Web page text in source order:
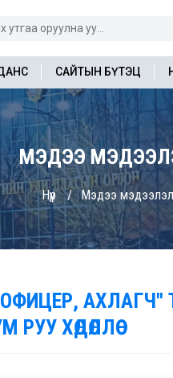
САЙТЫН БҮТЭЦ
МЭДЭЭ
Нүүр Мэдээ мэдээлэл
ХӨДӨЛЛӨӨ